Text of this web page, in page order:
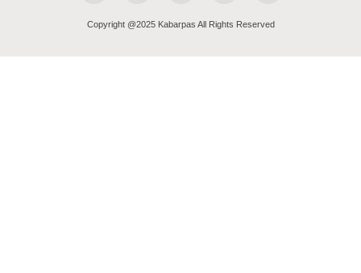
Copyright @2025 Kabarpas All Rights Reserved